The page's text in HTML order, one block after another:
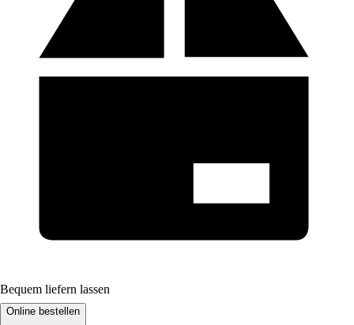
Bequem liefern lassen
Online bestellen